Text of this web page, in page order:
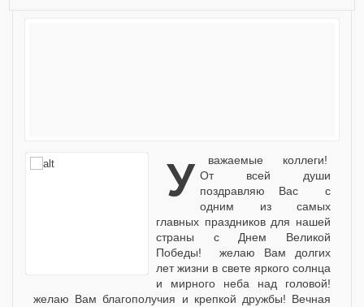
Уважаемые коллеги! От всей души
поздравляю Вас с
одним из самых
главных праздников для нашей
страны с Днем Великой
Победы! желаю Вам долгих
лет жизни в свете яркого солнца
и мирного неба над головой!
желаю Вам благополучия и крепкой дружбы! Вечная